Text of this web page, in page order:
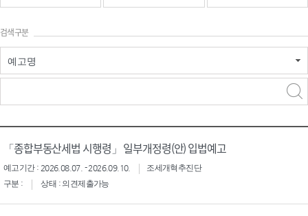
선
선
검색구분
예고명
「종합부동산세법 시행령」 일부개정령(안) 입법예고
예고기간 : 2026.08.07. - 2026.09.10.
조세개혁추진단
구분 :
상태 : 의견제출가능